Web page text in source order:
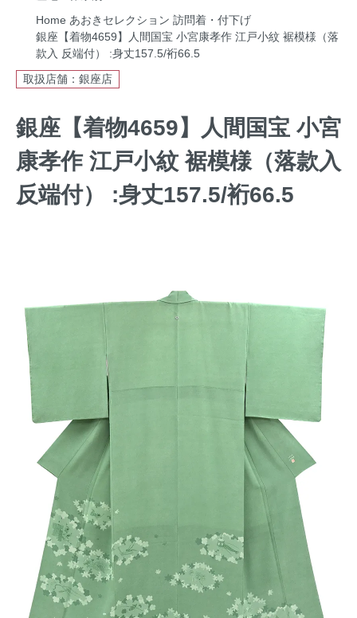
Home あおきセレクション 訪問着・付下げ
銀座【着物4659】人間国宝 小宮康孝作 江戸小紋 裾模様（落
款入 反端付） :身丈157.5/裄66.5
取扱店舗：銀座店
銀座【着物4659】人間国宝 小宮
康孝作 江戸小紋 裾模様（落款入
反端付） :身丈157.5/裄66.5